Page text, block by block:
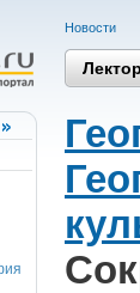
Новости